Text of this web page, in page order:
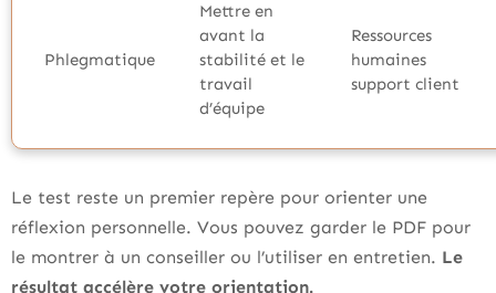
Phlegmatique
Mettre en
avant la
stabilité et le
travail
d’équipe
Ressources
humaines
support client
Le test reste un premier repère pour orienter une
réflexion personnelle. Vous pouvez garder le PDF pour
le montrer à un conseiller ou l’utiliser en entretien. Le
résultat accélère votre orientation.